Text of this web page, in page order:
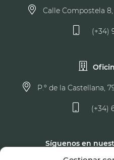
Calle Compostela 8,
(+34)
P.º de la Castellana,
(+34)
Síguenos en